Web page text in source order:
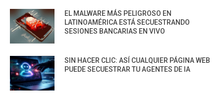
EL MALWARE MÁS PELIGROSO EN
LATINOAMÉRICA ESTÁ SECUESTRANDO
SESIONES BANCARIAS EN VIVO
SIN HACER CLIC: ASÍ CUALQUIER PÁGINA WEB
PUEDE SECUESTRAR TU AGENTES DE IA